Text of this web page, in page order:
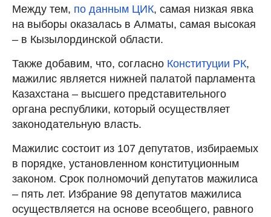
Между тем, по данным ЦИК, самая низкая явка
на выборы оказалась в Алматы, самая высокая
– в Кызылординской области.
Также добавим, что, согласно Конституции РК,
мажилис является нижней палатой парламента
Казахстана – высшего представительного
органа республики, который осуществляет
законодательную власть.
Мажилис состоит из 107 депутатов, избираемых
в порядке, установленном конституционным
законом. Срок полномочий депутатов мажилиса
– пять лет. Избрание 98 депутатов мажилиса
осуществляется на основе всеобщего, равного